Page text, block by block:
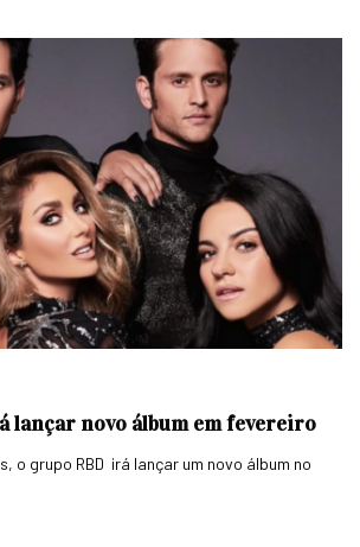
lançar novo álbum em fevereiro
o grupo RBD irá lançar um novo álbum no